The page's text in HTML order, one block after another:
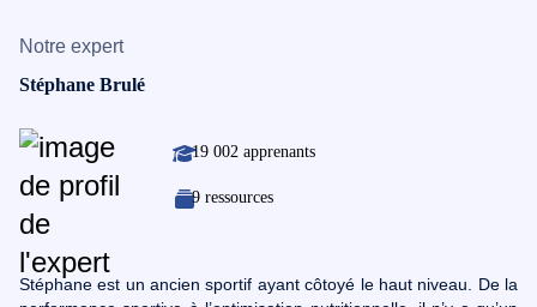
Notre expert
Stéphane Brulé
19 002 apprenants
9 ressources
Stéphane est un ancien sportif ayant côtoyé le haut niveau. De la